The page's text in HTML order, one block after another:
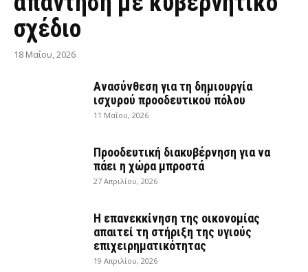
σχέδιο
18 Μαΐου, 2026
Ανασύνθεση για τη δημιουργία
ισχυρού προοδευτικού πόλου
11 Μαΐου, 2026
Προοδευτική διακυβέρνηση για να
πάει η χώρα μπροστά
27 Απριλίου, 2026
Η επανεκκίνηση της οικονομίας
απαιτεί τη στήριξη της υγιούς
επιχειρηματικότητας
19 Απριλίου, 2026